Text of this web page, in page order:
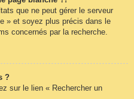
que ne peut gérer le serveur
» et soyez plus précis dans le
concernés par la recherche.
?
sur le lien « Rechercher un